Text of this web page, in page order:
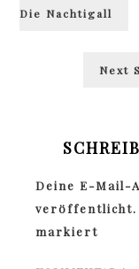
Die Nachtigall
Next
Deine E-Mail-
veröffentlicht.
markiert